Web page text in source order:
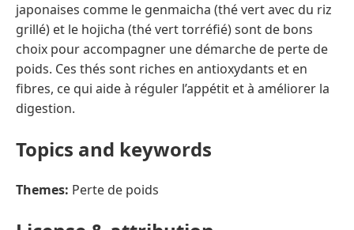
japonaises comme le genmaicha (thé vert avec du riz
grillé) et le hojicha (thé vert torréfié) sont de bons
choix pour accompagner une démarche de perte de
poids. Ces thés sont riches en antioxydants et en
fibres, ce qui aide à réguler l’appétit et à améliorer la
digestion.
Topics and keywords
Themes: Perte de poids